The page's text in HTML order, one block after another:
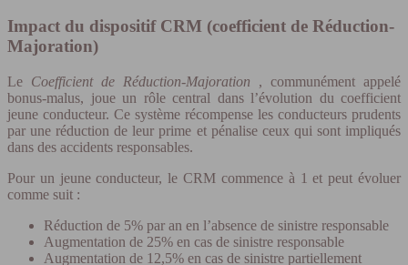
Impact du dispositif CRM (coefficient de Réduction-
Majoration)
Le Coefficient de Réduction-Majoration , communément appelé
bonus-malus, joue un rôle central dans l’évolution du coefficient
jeune conducteur. Ce système récompense les conducteurs prudents
par une réduction de leur prime et pénalise ceux qui sont impliqués
dans des accidents responsables.
Pour un jeune conducteur, le CRM commence à 1 et peut évoluer
comme suit :
Réduction de 5% par an en l’absence de sinistre responsable
Augmentation de 25% en cas de sinistre responsable
Augmentation de 12,5% en cas de sinistre partiellement